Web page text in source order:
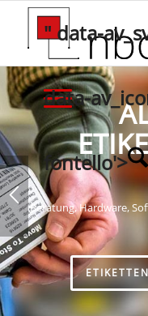
" data-
data-
fontello'>
Beratung, Hardware,